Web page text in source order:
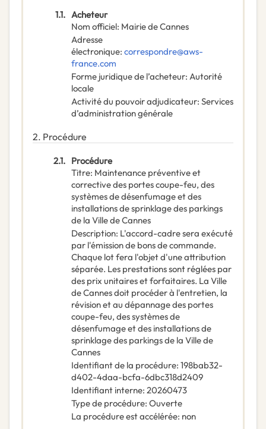
1.1. Acheteur
Nom officiel: Mairie de Cannes
Adresse
électronique: correspondre@aws-
france.com
Forme juridique de l’acheteur: Autorité
locale
Activité du pouvoir adjudicateur: Services
d’administration générale
2. Procédure
2.1. Procédure
Titre: Maintenance préventive et
corrective des portes coupe-feu, des
systèmes de désenfumage et des
installations de sprinklage des parkings
de la Ville de Cannes
Description: L'accord-cadre sera exécuté
par l'émission de bons de commande.
Chaque lot fera l'objet d'une attribution
séparée. Les prestations sont réglées par
des prix unitaires et forfaitaires. La Ville
de Cannes doit procéder à l'entretien, la
révision et au dépannage des portes
coupe-feu, des systèmes de
désenfumage et des installations de
sprinklage des parkings de la Ville de
Cannes
Identifiant de la procédure: 198bab32-
d402-4daa-bcfa-6dbc318d2409
Identifiant interne: 20260473
Type de procédure: Ouverte
La procédure est accélérée: non